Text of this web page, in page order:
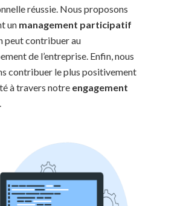
réussie. Nous proposons
un management participatif
peut contribuer au
de l’entreprise. Enfin, nous
contribuer le plus positivement
à travers notre engagement
.